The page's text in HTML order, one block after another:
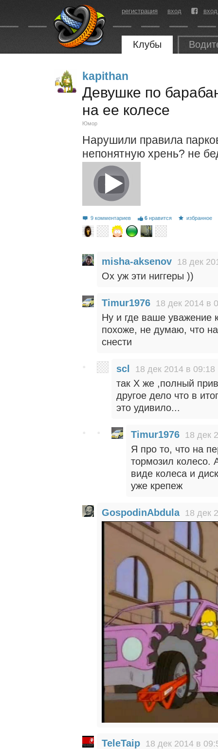
регистрация вход
Клубы
kapithan
Девушке по
на ее колесе
Юмор
Нарушили правила
непонятную хрень? не
9 комментариев 6 нравится избранное
misha-aksenov 18 дек
Ох уж эти ниггеры ))
Timur1976 18 дек 2014 в
Ну и где ваше уважение
похоже, не думаю, что
снести
scl 18 дек 2014 в 09:18
так Х же ,полный
другое дело что в
это удивило...
Timur1976 18 дек
Я про то, что на
тормозил колесо.
виде колеса и
уже крепеж
GospodinAbdula 18 дек
TeleTaip 18 дек 2014 в